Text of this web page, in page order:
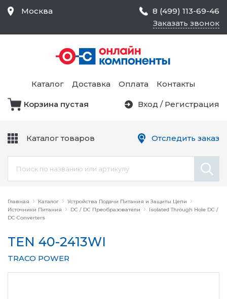
Главная Каталог
Устройства Подачи Питания и Защиты Цепи
Источники Питания
DC / DC Преобразователи
Isolated Through Hole DC /
DC Converters
TEN 40-2413WI
TRACO POWER
Москва
8 (499) 113-69-46
Заказать звонок
Каталог Доставка Оплата Контакты
Корзина пустая Вход / Регистрация
Каталог товаров
Средства Контроля
Статического
Электричества и
Безопасности,
Товары для Чистых
Цепи
Оборудование
Отследить заказ